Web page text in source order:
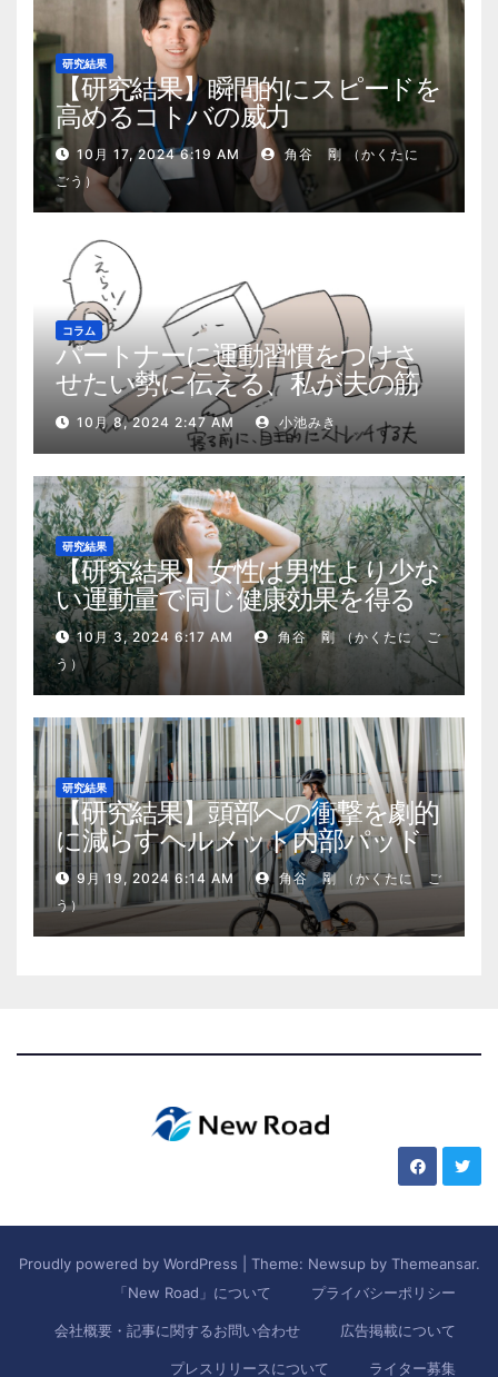
研究結果
【研究結果】瞬間的にスピードを
高めるコトバの威力
10月 17, 2024 6:19 AM
角谷 剛 （かくたに
ごう）
コラム
パートナーに運動習慣をつけさ
せたい勢に伝える、私が夫の筋
肉量を2kg増やした5ステップ
10月 8, 2024 2:47 AM 小池みき
研究結果
【研究結果】女性は男性より少な
い運動量で同じ健康効果を得る
10月 3, 2024 6:17 AM
角谷 剛 （かくたに ご
う）
研究結果
【研究結果】頭部への衝撃を劇的
に減らすヘルメット内部パッド
9月 19, 2024 6:14 AM
角谷 剛 （かくたに ご
う）
Proudly powered by WordPress Theme: Newsup by Themeansar.
「New Road」について
プライバシーポリシー
会社概要・記事に関するお問い合わせ 広告掲載について
プレスリリースについて ライター募集